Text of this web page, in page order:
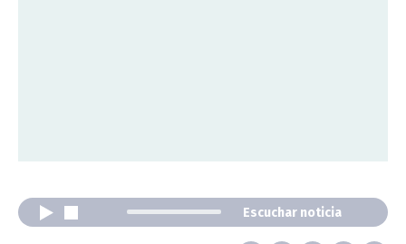
Escuchar noticia